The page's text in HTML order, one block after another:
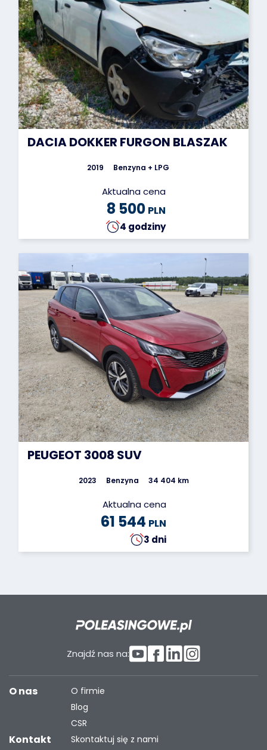
DACIA DOKKER FURGON BLASZAK
2019 Benzyna + LPG
Aktualna cena
8 500 PLN
4 godziny
PEUGEOT 3008 SUV
2023 Benzyna 34 404 km
Aktualna cena
61 544 PLN
3 dni
Znajdź nas na:
O nas
O firmie
Blog
CSR
Kontakt
Skontaktuj się z nami